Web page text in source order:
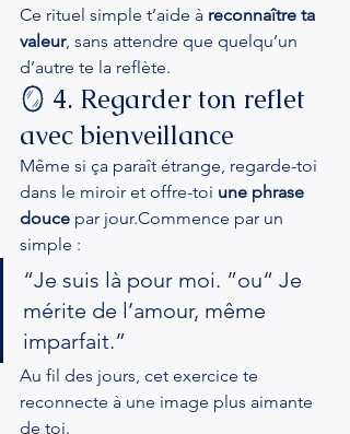
Ce rituel simple t’aide à reconnaître ta
valeur, sans attendre que quelqu’un
d’autre te la reflète.
🪞 4. Regarder ton reflet
avec bienveillance
Même si ça paraît étrange, regarde-toi
dans le miroir et offre-toi une phrase
douce par jour.Commence par un
simple :
“Je suis là pour moi. ”ou“ Je
mérite de l’amour, même
imparfait.”
Au fil des jours, cet exercice te
reconnecte à une image plus aimante
de toi.